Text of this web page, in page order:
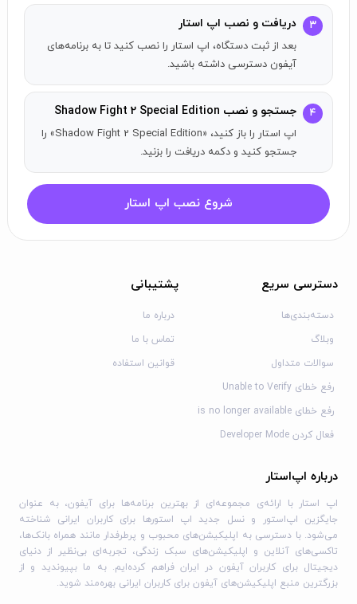
شده‌اند. Shadow Fight 2 بازی کردن آسان است اما سخت است که
به مهارت کامل برسید!
انیمیشن‌های فوق‌العاده و طراحی منحصر به فرد!
شما باید برای بررسی اعتبار (فقط در اولین راه‌اندازی) به اینترنت
متصل باشید.
۳ دریافت و نصب اپ استار
بعد از ثبت دستگاه، اپ استار را نصب کنید تا به برنامه‌های
آیفون دسترسی داشته باشید.
۴ جستجو و نصب Shadow Fight 2 Special Edition
اپ استار را باز کنید، «Shadow Fight 2 Special Edition» را
جستجو کنید و دکمه دریافت را بزنید.
شروع نصب اپ استار
دسترسی سریع
دسته‌بندی‌ها
وبلاگ
سوالات متداول
رفع خطای Unable to Verify
رفع خطای is no longer available
فعال کردن Developer Mode
پشتیبانی
درباره ما
تماس با ما
قوانین استفاده
درباره اپ‌استار
اپ استار با ارائه‌ی مجموعه‌ای از بهترین برنامه‌ها برای آیفون، به عنوان
جایگزین اپ‌استور و نسل جدید اپ استورها برای کاربران ایرانی شناخته
می‌شود. با دسترسی به اپلیکیشن‌های محبوب و پرطرفدار مانند همراه بانک‌ها،
تاکسی‌های آنلاین و اپلیکیشن‌های سبک زندگی، تجربه‌ای بی‌نظیر از دنیای
دیجیتال برای کاربران آیفون در ایران فراهم کرده‌ایم. به ما بپیوندید و از
بزرگترین منبع اپلیکیشن‌های آیفون برای کاربران ایرانی بهره‌مند شوید.